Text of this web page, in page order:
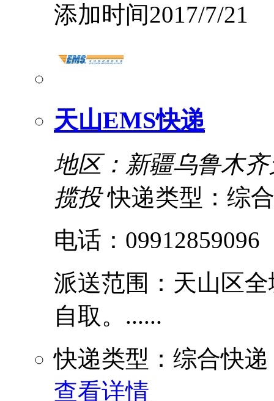
添加时间2017/7/21
天山EMS快递
地区：新疆乌鲁木
揽投 快递类型：综
电话：09912859096
派送范围：天山区
自取。......
快递类型：综合快递
查看详情